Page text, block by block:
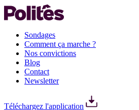
Sondages
Comment ça marche ?
Nos convictions
Blog
Contact
Newsletter
Téléchargez l'application